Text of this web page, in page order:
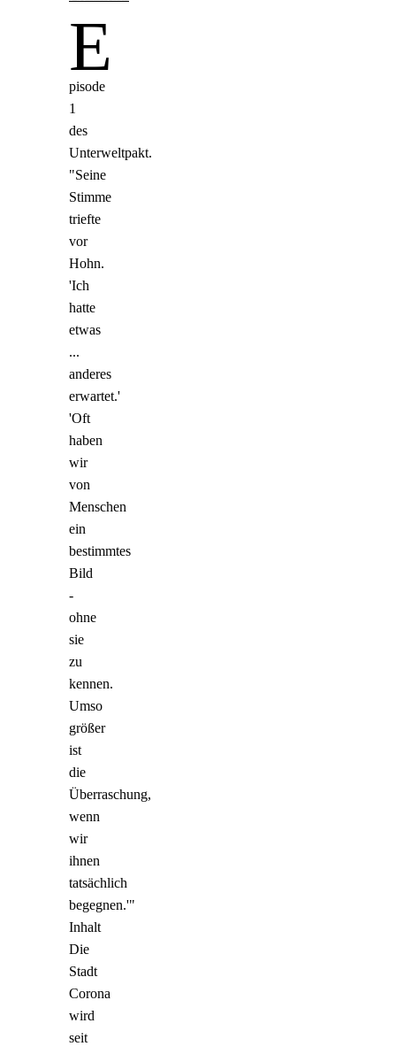
E
pisode
1
des
Unterweltpakt.
"Seine
Stimme
triefte
vor
Hohn.
'Ich
hatte
etwas
...
anderes
erwartet.'
'Oft
haben
wir
von
Menschen
ein
bestimmtes
Bild
-
ohne
sie
zu
kennen.
Umso
größer
ist
die
Überraschung,
wenn
wir
ihnen
tatsächlich
begegnen.'"
Inhalt
Die
Stadt
Corona
wird
seit